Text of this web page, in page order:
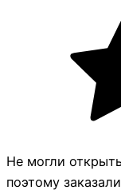
Не могли
поэтому